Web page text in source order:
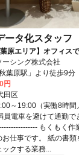
ータ化スタッフ
原エリア】オフィス
活躍中｜土日祝休み｜
シング株式会社
総武本線「馬喰町駅
駅」より徒歩6分
円
田区
～19:00（実働8時
電車を避けて通勤で
もくもく作
お仕事です。 紙の書
クする業務...